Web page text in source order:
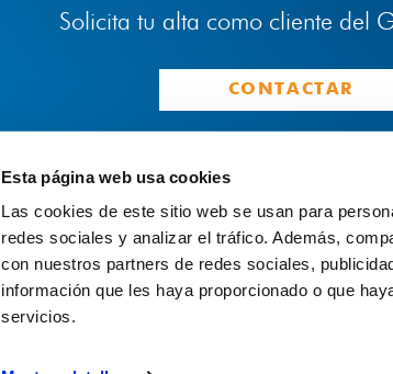
Esta página web usa cookies
Las cookies de este sitio web se usan para
redes sociales y analizar el tráfico. Además,
con nuestros partners de redes sociales,
información que les haya proporcionado o que
servicios.
Solicita tu alta como cliente del
CONTACTAR
Saltoki es un grupo
especializado en la
materiales para el
diferentes áreas:
calefacción,